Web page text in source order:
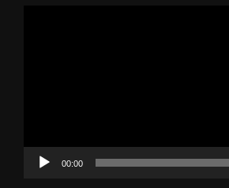
c
00:00